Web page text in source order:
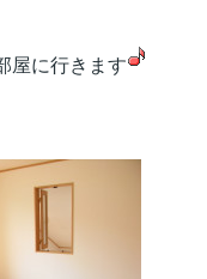
屋に行きます